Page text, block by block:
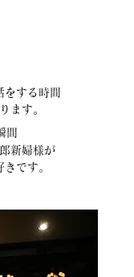
をする時間
ます。
間
新婦様が
です。